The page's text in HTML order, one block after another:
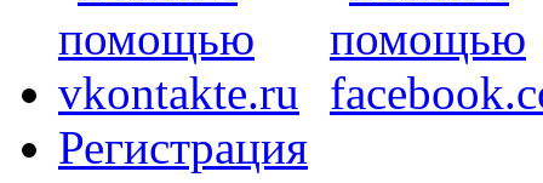
Регистрация